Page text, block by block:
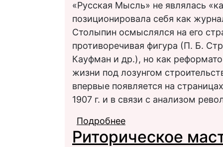
«Русская Мысль» не являлась
позиционировала себя как
Столыпин осмыслялся на его
противоречивая фигура (П. Б.
Кауфман и др.), но как
жизни под лозунгом
впервые появляется на
1907 г. и в связи с анализом
Подробнее
Риторическое